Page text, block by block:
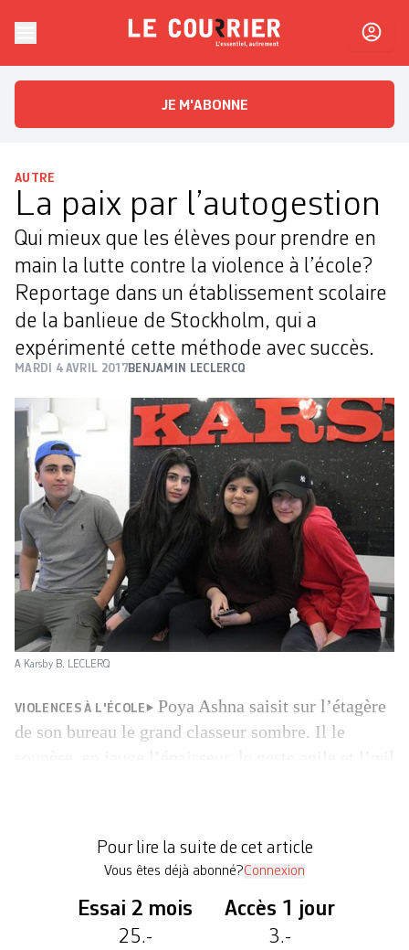
Le CourrierL'essentiel, autrement
JE M'ABONNE
AUTRE
La paix par l’autogestion
Qui mieux que les élèves pour prendre en
main la lutte contre la violence à l’école?
Reportage dans un établissement scolaire
de la banlieue de Stockholm, qui a
expérimenté cette méthode avec succès.
MARDI 4 AVRIL 2017BENJAMIN LECLERCQ
A Karsby B. LECLERQ
VIOLENCES À L'ÉCOLE
Poya Ashna saisit sur l’étagère
de son bureau le grand classeur sombre. Il le
C’est un fait, depuis trois hivers, le […]
Pour lire la suite de cet article
Vous êtes déjà abonné?Connexion
Essai 2 mois
25.-
Accès 1 jour
3.-